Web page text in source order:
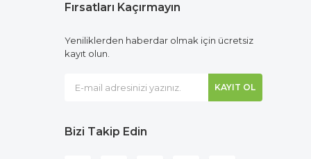
Fırsatları Kaçırmayın
Yeniliklerden haberdar olmak için ücretsiz
kayıt olun.
KAYIT OL
Bizi Takip Edin